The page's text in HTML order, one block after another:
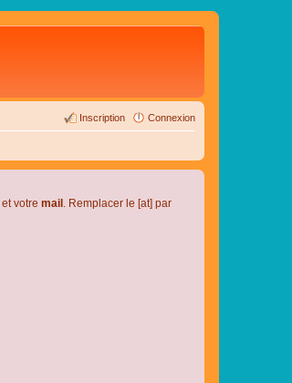
Connexion
Inscription
et votre mail . Remplacer le [at] par